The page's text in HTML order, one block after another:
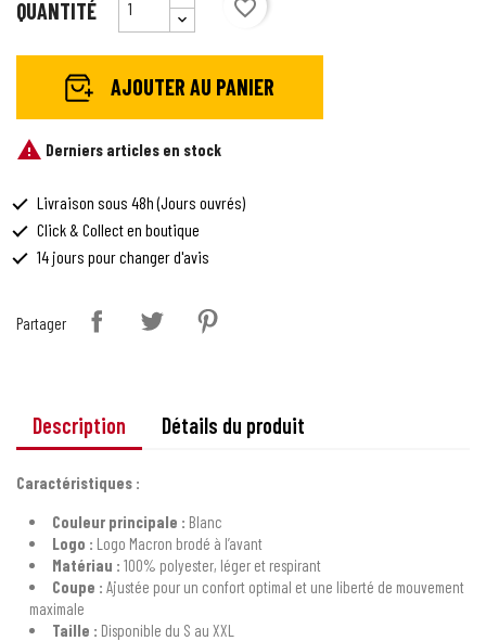
QUANTITÉ
AJOUTER AU PANIER
favorite_border
 Derniers articles en stock
Livraison sous 48h (Jours ouvrés)
Click & Collect en boutique
14 jours pour changer d'avis
Partager
Description Détails du produit
Caractéristiques :
Couleur principale : Blanc
Logo : Logo Macron brodé à l’avant
Matériau : 100% polyester, léger et respirant
Coupe : Ajustée pour un confort optimal et une liberté de mouvement
maximale
Taille : Disponible du S au XXL